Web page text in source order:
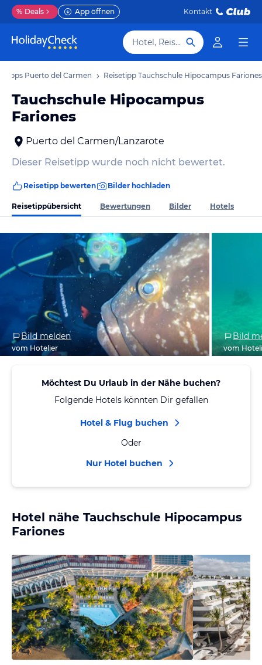
% Deals App öffnen Kontakt
Hotel, Reiseziel
Puerto del Carmen Reisetipp Tauchschule Hipocampus Fariones
Tauchschule Hipocampus
Fariones
Puerto del Carmen/Lanzarote
Dieser Reisetipp wurde noch nicht bewertet.
Reisetipp bewerten Bilder hochladen
Reisetippübersicht Bewertungen Bilder Hotels
Bild melden
vom Hotelier
Bild
vom
Möchtest Du Urlaub in der Nähe buchen?
Folgende Hotels könnten Dir gefallen
Hotel & Flug buchen
Oder
Nur Hotel buchen
Hotel nähe Tauchschule Hipocampus
Fariones